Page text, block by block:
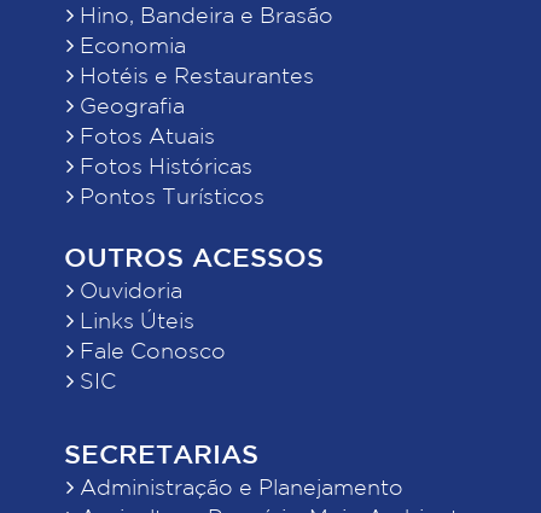
Hino, Bandeira e Brasão
Economia
Hotéis e Restaurantes
Geografia
Fotos Atuais
Fotos Históricas
Pontos Turísticos
OUTROS ACESSOS
Ouvidoria
Links Úteis
Fale Conosco
SIC
SECRETARIAS
Administração e Planejamento